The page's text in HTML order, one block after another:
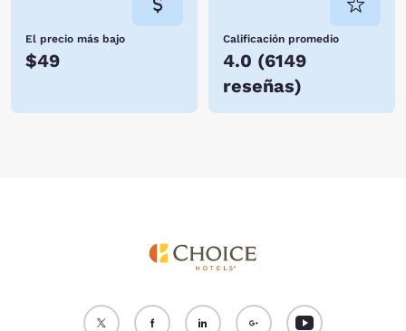
El precio más bajo
$49
Calificación promedio
4.0 (6149
reseñas)